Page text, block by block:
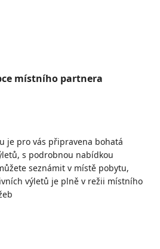
místního partnera
je pro vás připravena bohatá
s podrobnou nabídkou
seznámit v místě pobytu,
výletů je plně v režii místního